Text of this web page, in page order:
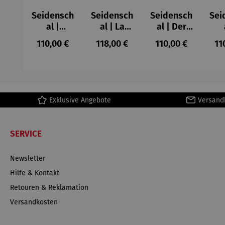
Seidensch
al |
Stoclet
Fries –
Regulärer Preis:
110,00 €
Seidensch
al | La
perruche
et la
Matisse
Regulärer Preis:
118,00 €
Seidensch
al | Der
Mandrill
(1913) –
Regulärer Preis:
110,00 €
Exklusive Angebote
SERVICE
Newsletter
Hilfe & Kontakt
Retouren & Reklamation
Versandkosten